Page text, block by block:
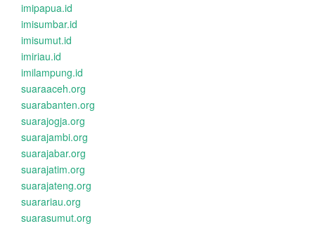
imipapua.id
imisumbar.id
imisumut.id
imiriau.id
imilampung.id
suaraaceh.org
suarabanten.org
suarajogja.org
suarajambi.org
suarajabar.org
suarajatim.org
suarajateng.org
suarariau.org
suarasumut.org